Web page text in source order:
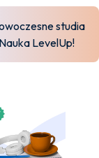
studia
LevelUp!